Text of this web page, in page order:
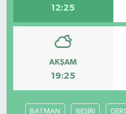
12:25
AKŞAM
19:25
BATMAN BEŞİRİ